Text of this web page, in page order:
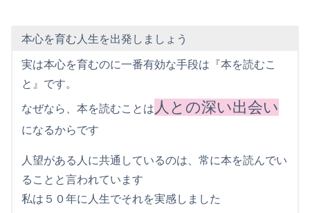
本心を育む人生を出発しましょう
実は本心を育むのに一番有効な手段は『本を読むこ
と』です。
なぜなら、本を読むことは 人との深い出会い
になるからです
人望がある人に共通しているのは、常に本を読んでい
ることと言われています
私は５０年に人生でそれを実感しました